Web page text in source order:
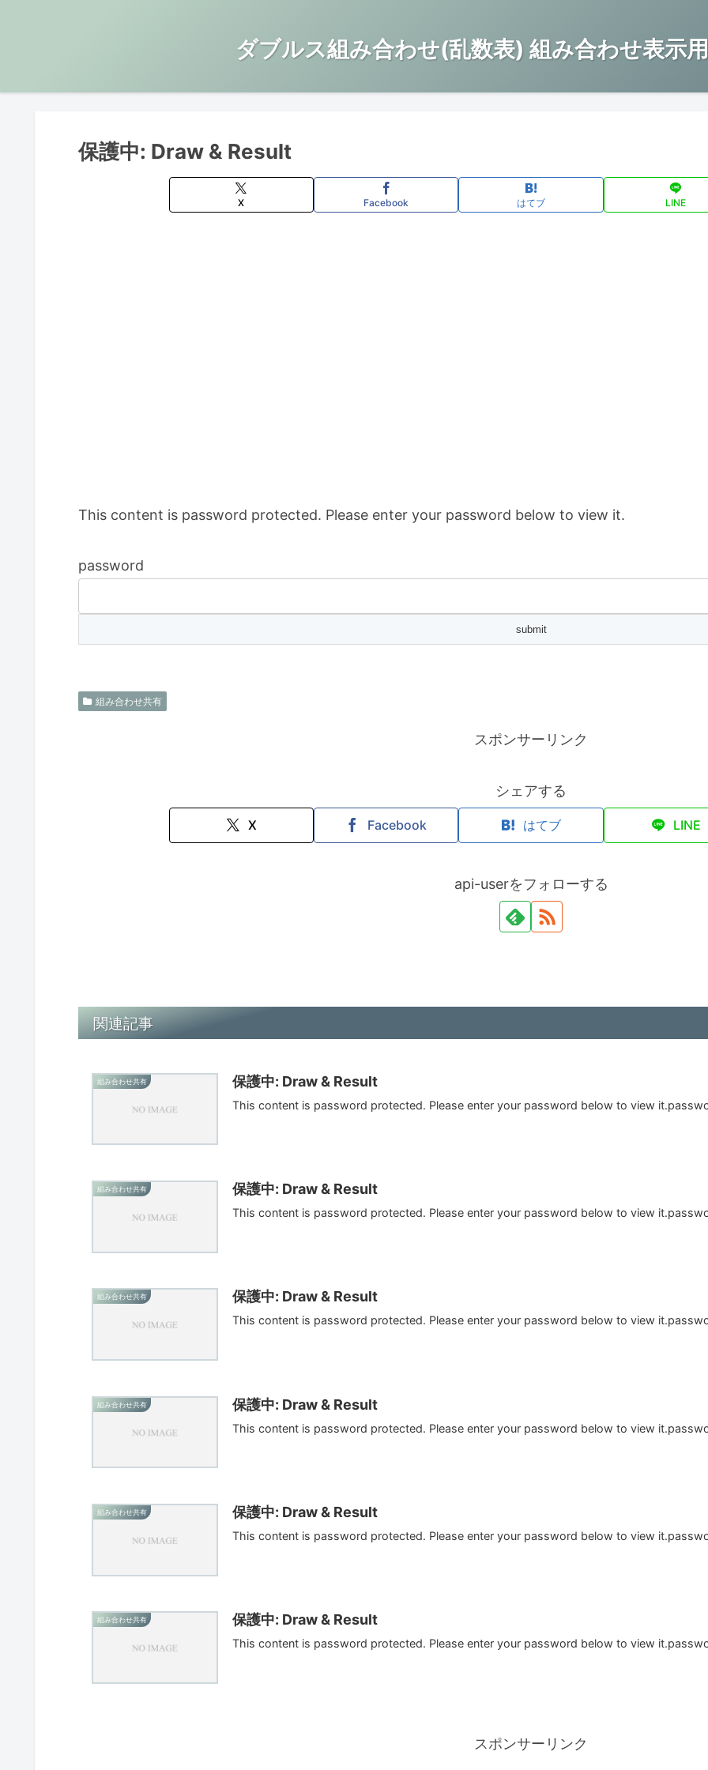
ダブルス組み合わせ(乱数表) 組み合わせ表示
保護中: Draw & Result
X Facebook はてブ LINE
This content is password protected. Please enter your password below to view it.
password
組み合わせ共有
スポンサーリンク
シェアする
X Facebook はてブ LINE
api-userをフォローする
関連記事
組み合わせ共有 保護中: Draw & Result
This content is password protected. Please enter your password below to view
組み合わせ共有 保護中: Draw & Result
This content is password protected. Please enter your password below to view
組み合わせ共有 保護中: Draw & Result
This content is password protected. Please enter your password below to view
組み合わせ共有 保護中: Draw & Result
This content is password protected. Please enter your password below to view
組み合わせ共有 保護中: Draw & Result
This content is password protected. Please enter your password below to view
組み合わせ共有 保護中: Draw & Result
This content is password protected. Please enter your password below to view
スポンサーリンク